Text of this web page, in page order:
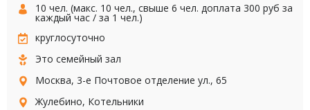
10 чел. (макс. 10 чел., свыше 6 чел. доплата 300 руб за
каждый час / за 1 чел.)
круглосуточно
Это семейный зал
Москва, 3-е Почтовое отделение ул., 65
Жулебино, Котельники